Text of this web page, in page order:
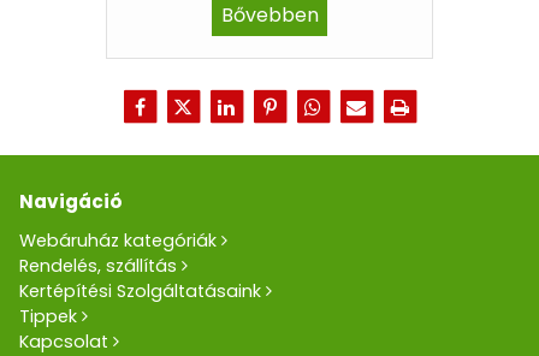
Bővebben
Navigáció
Webáruház kategóriák
Rendelés, szállítás
Kertépítési Szolgáltatásaink
Tippek
Kapcsolat